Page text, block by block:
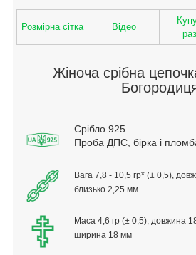
Розмірна сітка Відео
Жіноча срібна
Срібло 925
Проба ДПС, бірка і
Вага 7,8 - 10,5 гр* (± 0,5),
близько 2,25 мм
Маса 4,6 гр (± 0,5), довжина
ширина 18 мм